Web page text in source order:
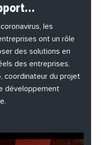
#Institutions
les
ont un rôle
des solutions en
des entreprises.
coordinateur du projet
développement